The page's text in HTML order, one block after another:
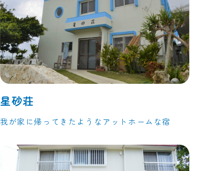
星砂荘
我が家に帰ってきたようなアットホームな宿